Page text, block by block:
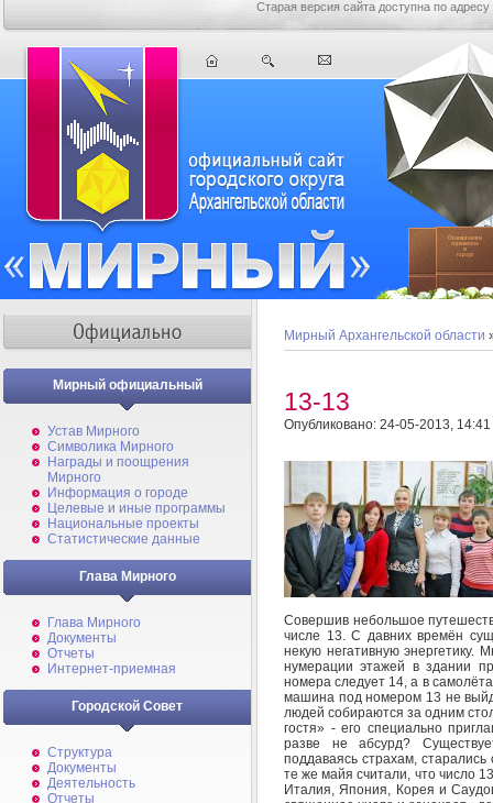
Старая версия сайта доступна по адресу
Мирный официальный
Устав Мирного
Символика Мирного
Награды и поощрения
Мирного
Информация о городе
Целевые и иные программы
Национальные проекты
Статистические данные
Глава Мирного
Глава Мирного
Документы
Отчеты
Интернет-приемная
Городской Совет
Структура
Документы
Деятельность
Отчеты
Мирный Архангельской области
13-13
Опубликовано: 24-05-2013, 14:41
Совершив небольшое
числе 13. С давних времён
некую негативную энергетику.
нумерации этажей в здании
номера следует 14, а в
машина под номером 13 не
людей собираются за одним
гостя» - его специально
разве не абсурд?
поддаваясь страхам,
те же майя считали, что число
Италия, Япония, Корея и